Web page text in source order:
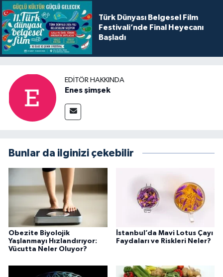
Türk Dünyası Belgesel Film
Festivali’nde Final Heyecanı
Başladı
EDITÖR HAKKINDA
Enes şimşek
Bunlar da ilginizi çekebilir
Obezite Biyolojik
Yaşlanmayı Hızlandırıyor:
Vücutta Neler Oluyor?
İstanbul’da Mavi Lotus Çayı
Faydaları ve Riskleri Neler?